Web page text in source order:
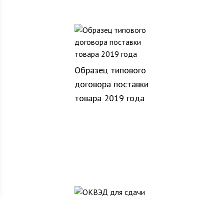
Образец типового
договора поставки
товара 2019 года